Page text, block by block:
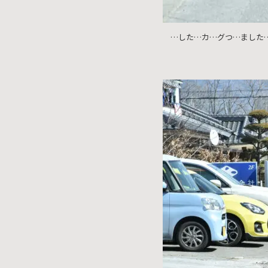
イブス
雑誌広
グ・
パン
フレッ
ト
雑誌掲
載
…した…カ…グつ…まし